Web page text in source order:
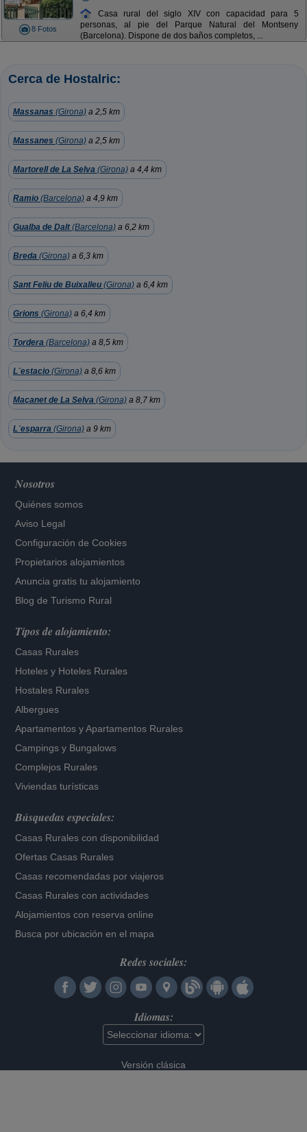
8 Fotos
Casa rural del siglo XIV con capacidad para 5
personas, al pie del Parque Natural del Montseny
(Barcelona). Dispone de dos baños completos, ...
Cerca de Hostalric:
Massanas (Girona) a 2,5 km
Massanes (Girona) a 2,5 km
Martorell de La Selva (Girona) a 4,4 km
Ramio (Barcelona) a 4,9 km
Gualba de Dalt(Barcelona) a 6,2 km
Breda (Girona) a 6,3 km
Sant Feliu de Buixalleu (Girona) a 6,4 km
Grions (Girona) a 6,4 km
Tordera (Barcelona) a 8,5 km
L´estacio (Girona) a 8,6 km
Maçanet de La Selva (Girona) a 8,7 km
L´esparra (Girona) a 9 km
Nosotros
Quiénes somos
Aviso Legal
Configuración de Cookies
Propietarios alojamientos
Anuncia gratis tu alojamiento
Blog de Turismo Rural
Tipos de alojamiento:
Casas Rurales
Hoteles y Hoteles Rurales
Hostales Rurales
Albergues
Apartamentos yApartamentos Rurales
Campings y Bungalows
Complejos Rurales
Viviendas turísticas
Búsquedas especiales:
Casas Rurales con disponibilidad
Ofertas Casas Rurales
Casas recomendadas por viajeros
Casas Rurales con actividades
Alojamientos con reserva online
Busca por ubicación en el mapa
Redes sociales:
Idiomas:
Versión clásica